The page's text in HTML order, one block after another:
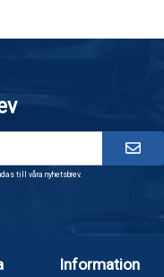
till våra nyhetsbrev.
Information